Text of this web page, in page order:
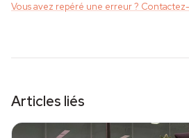
Vous avez repéré une erreur ?
Articles liés